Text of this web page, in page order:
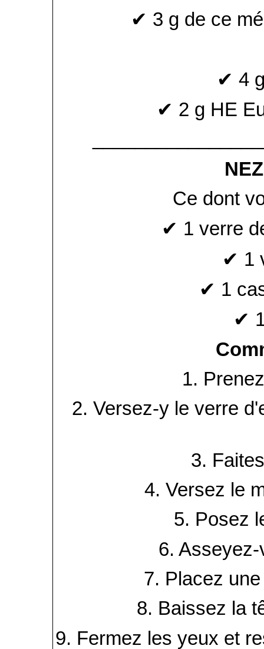
✔ 3 g de ce
✔ 4
✔ 2 g HE
Ce dont
✔ 1 verre
✔ 1
✔ 1
✔
1.
2. Versez-y le verre
3.
4. Versez le
5. Posez
6.
7. Placez
8. Baissez la
9. Fermez les yeux et